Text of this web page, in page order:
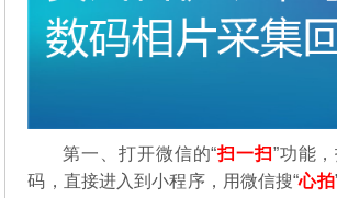
第一、打开微信的“扫一扫”功能
码，直接进入到小程序，用微信搜“心拍